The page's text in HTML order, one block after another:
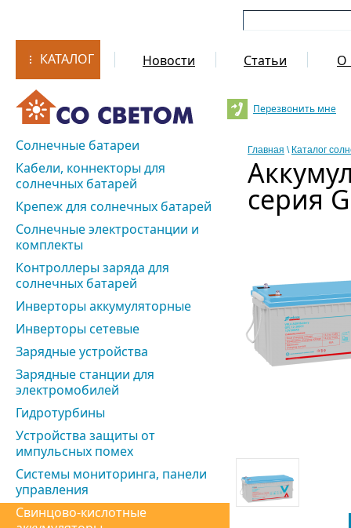
КАТАЛОГ Новости Статьи О
Перезвонить мне
Солнечные батареи
Кабели, коннекторы для
солнечных батарей
Крепеж для солнечных батарей
Солнечные электростанции и
комплекты
Контроллеры заряда для
солнечных батарей
Инверторы аккумуляторные
Инверторы сетевые
Зарядные устройства
Зарядные станции для
электромобилей
Гидротурбины
Устройства защиты от
импульсных помех
Системы мониторинга, панели
управления
Свинцово-кислотные
Главная \ Каталог
серия